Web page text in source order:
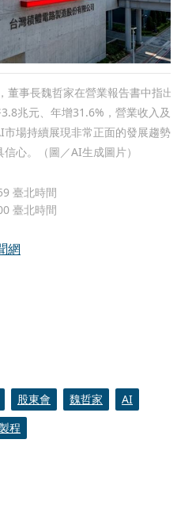
董事長魏哲家在營業報告書中指出
兆元、年增31.6%，營業收入及
場持續展現非常正面的發展趨勢
心。（圖／AI生成圖片）
臺北時間
臺北時間
網
股東會 魏哲家
AI
程